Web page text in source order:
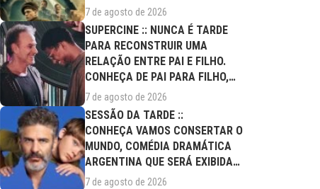
(09/08)
7 de agosto de 2026
SUPERCINE :: NUNCA É TARDE
PARA RECONSTRUIR UMA
RELAÇÃO ENTRE PAI E FILHO.
CONHEÇA DE PAI PARA FILHO,
FILME DESTE...
7 de agosto de 2026
SESSÃO DA TARDE ::
CONHEÇA VAMOS CONSERTAR O
MUNDO, COMÉDIA DRAMÁTICA
ARGENTINA QUE SERÁ EXIBIDA
NESTA SEXTA (07/08)
7 de agosto de 2026